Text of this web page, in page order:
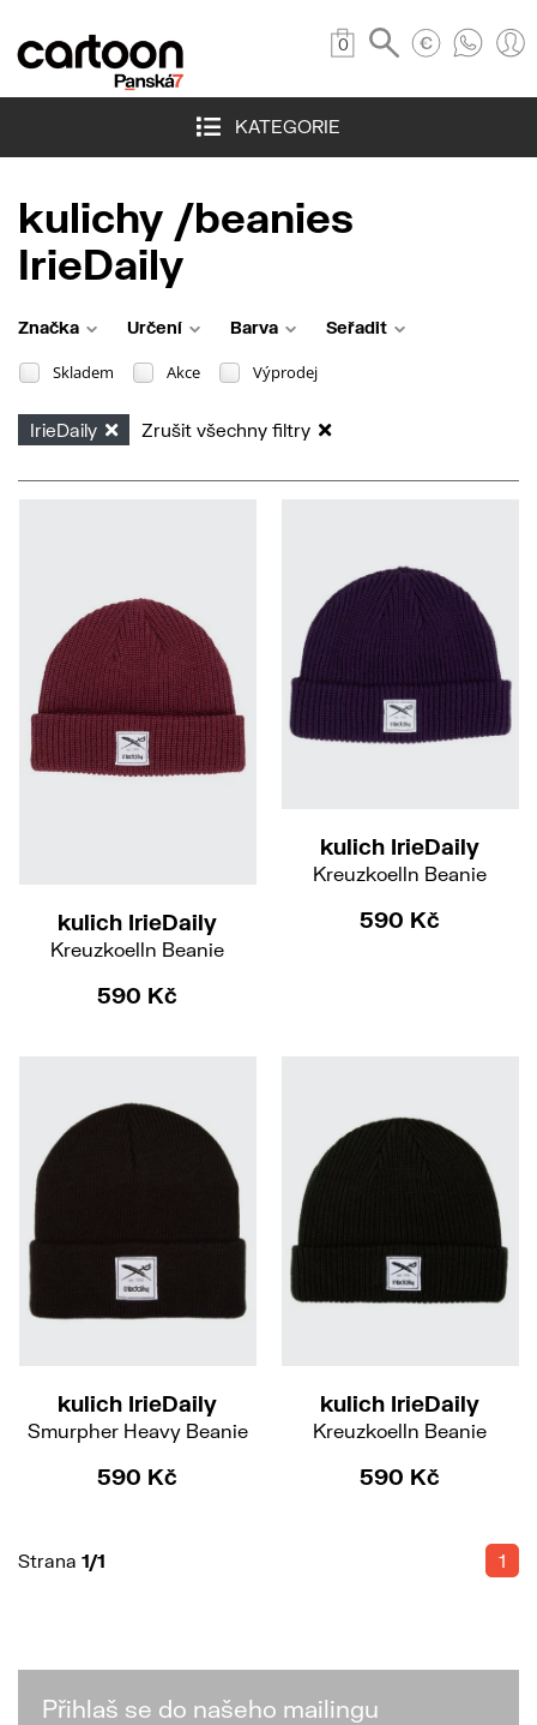
0
KATEGORIE
kulichy /beanies
IrieDaily
Značka Určení Barva Seřadit
Skladem Akce Výprodej
IrieDaily Zrušit všechny filtry
kulich IrieDaily
Kreuzkoelln Beanie
590 Kč
kulich IrieDaily
Kreuzkoelln Beanie
590 Kč
kulich IrieDaily
Smurpher Heavy Beanie
590 Kč
kulich IrieDaily
Kreuzkoelln Beanie
590 Kč
Strana 1/1 1
Přihlaš se do našeho mailingu